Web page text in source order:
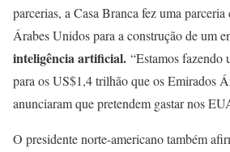
parcerias, a Casa Branca fez uma
Árabes Unidos para a construção de um
inteligência artificial. “Estamos fazendo
para os US$1,4 trilhão que os Emirados
anunciaram que pretendem gastar nos
O presidente norte-americano também